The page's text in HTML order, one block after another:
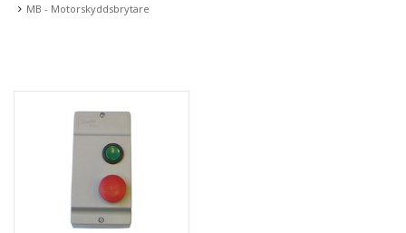
MB - Motorskyddsbrytare